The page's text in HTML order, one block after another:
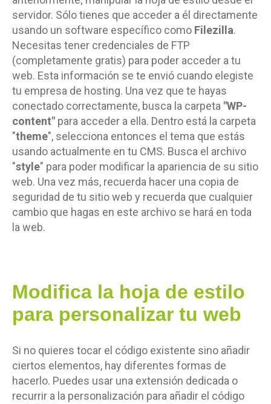
servidor. Sólo tienes que acceder a él directamente
usando un software específico como Filezilla.
Necesitas tener credenciales de FTP
(completamente gratis) para poder acceder a tu
web. Esta información se te envió cuando elegiste
tu empresa de hosting. Una vez que te hayas
conectado correctamente, busca la carpeta "WP-
content" para acceder a ella. Dentro está la carpeta
"theme", selecciona entonces el tema que estás
usando actualmente en tu CMS. Busca el archivo
"style" para poder modificar la apariencia de su sitio
web. Una vez más, recuerda hacer una copia de
seguridad de tu sitio web y recuerda que cualquier
cambio que hagas en este archivo se hará en toda
la web.
Modifica la hoja de estilo
para personalizar tu web
Si no quieres tocar el código existente sino añadir
ciertos elementos, hay diferentes formas de
hacerlo. Puedes usar una extensión dedicada o
recurrir a la personalización para añadir el código